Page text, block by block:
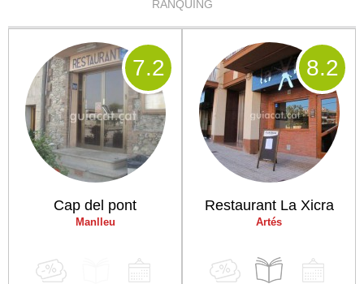
RÀNQUING
Cap del pont
Manlleu
7.2
Restaurant La Xicra
Artés
8.2